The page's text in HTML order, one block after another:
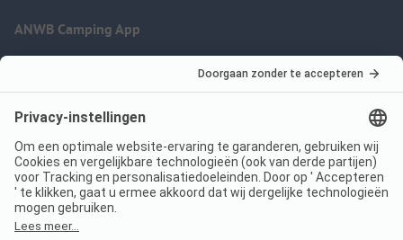
ANWB Camping App
Imprint
Jouw privacy
Voorwaarden
Wet digitale diensten